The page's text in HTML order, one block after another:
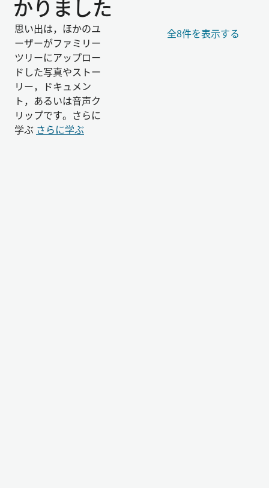
かりました
思い出は，ほかのユ
ーザーがファミリー
ツリーにアップロー
ドした写真やストー
リー，ドキュメン
ト，あるいは音声ク
リップです。さらに
学ぶ さらに学ぶ
全8件を表示する